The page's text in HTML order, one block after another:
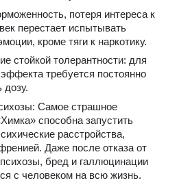
потеря интереса к
перестает испытывать
кроме тяги к наркотику.
стойкой толерантности: для
требуется постоянно
дозу.
Самое страшное
способна запустить
расстройства,
Даже после отказа от
бред и галлюцинации
с человеком на всю жизнь.